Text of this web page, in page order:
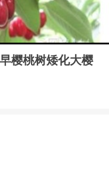
樱桃树矮化大樱